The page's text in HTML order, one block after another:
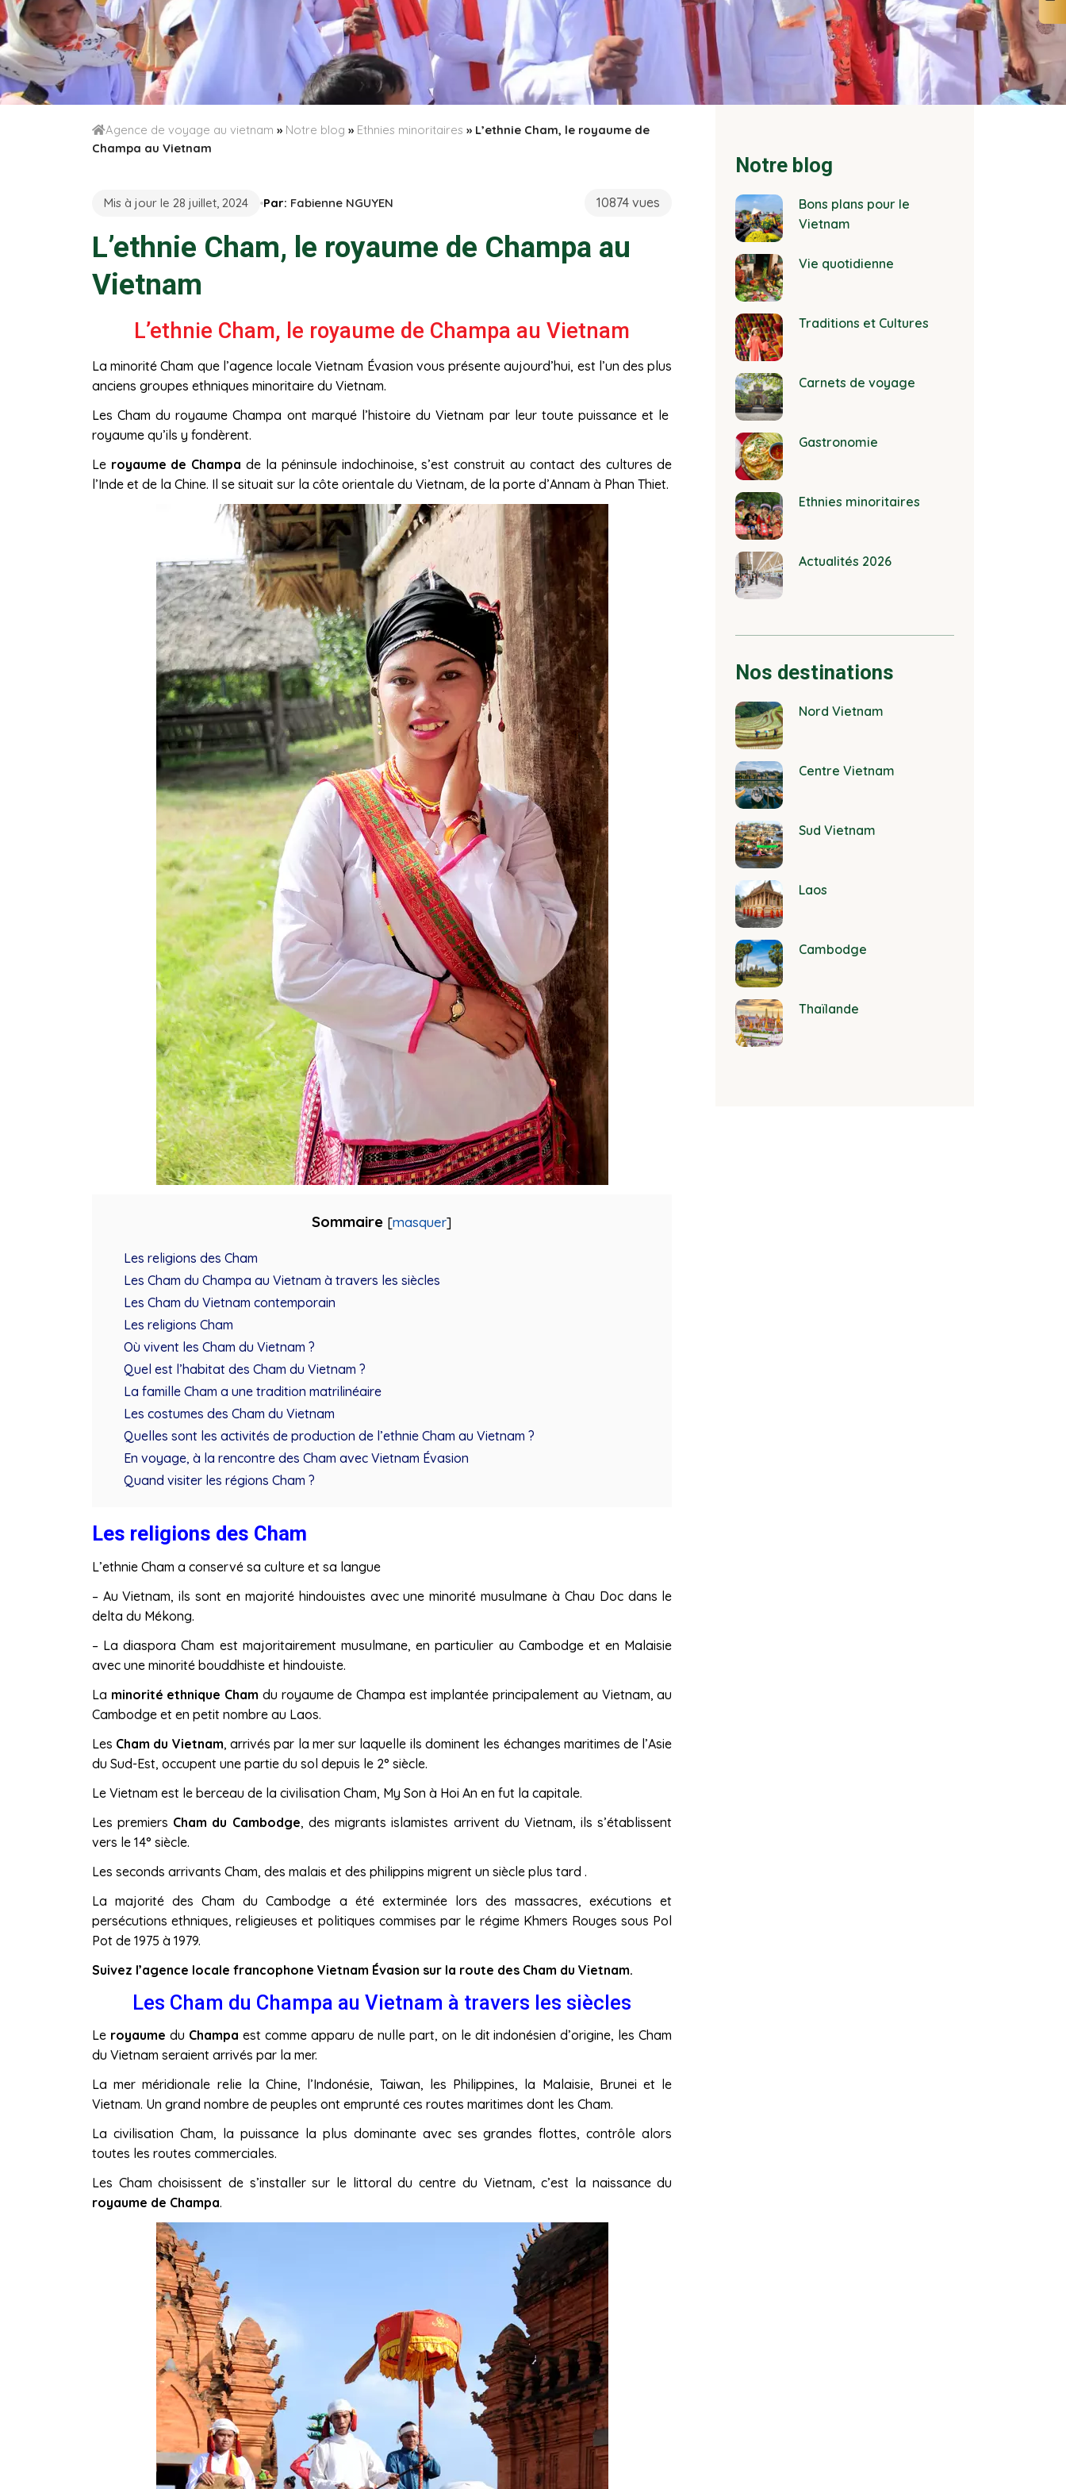
Agence de voyage au vietnam » Notre blog » Ethnies minoritaires » L’ethnie Cham, le royaume de
Champa au Vietnam
Mis à jour le 28 juillet, 2024 Par: Fabienne NGUYEN 10874 vues
L’ethnie Cham, le royaume de Champa au
Vietnam
L’ethnie Cham, le royaume de Champa au Vietnam
La minorité Cham que l’agence locale Vietnam Évasion vous présente aujourd’hui, est l’un des plus
anciens groupes ethniques minoritaire du Vietnam.
Les Cham du royaume Champa ont marqué l’histoire du Vietnam par leur toute puissance et le
royaume qu’ils y fondèrent.
Leroyaume de Champade la péninsule indochinoise, s’est construit au contact des cultures de
l’Inde et de la Chine. Il se situait sur la côte orientale du Vietnam, de la porte d’Annam à Phan Thiet.
Sommaire [masquer]
Les religions des Cham
Les Cham du Champa au Vietnam à travers les siècles
Les Cham du Vietnam contemporain
Les religions Cham
Où vivent les Cham du Vietnam ?
Quel est l’habitat des Cham du Vietnam ?
La famille Cham a une tradition matrilinéaire
Les costumes des Cham du Vietnam
Quelles sont les activités de production de l’ethnie Cham au Vietnam ?
En voyage, à la rencontre des Cham avec Vietnam Évasion
Quand visiter les régions Cham ?
Les religions des Cham
L’ethnie Cham a conservé sa culture et sa langue
– Au Vietnam, ils sont en majorité hindouistes avec une minorité musulmane à Chau Doc dans le
delta du Mékong.
– La diaspora Cham est majoritairement musulmane, en particulier au Cambodge et en Malaisie
avec une minorité bouddhiste et hindouiste.
La minorité ethnique Cham du royaume de Champa est implantée principalement au Vietnam, au
Cambodge et en petit nombre au Laos.
Les Cham du Vietnam, arrivés par la mer sur laquelle ils dominent les échanges maritimes de l’Asie
du Sud-Est, occupent une partie du sol depuis le 2° siècle.
Le Vietnam est le berceau de la civilisation Cham, My Son à Hoi An en fut la capitale.
Les premiers Cham du Cambodge, des migrants islamistes arrivent du Vietnam, ils s’établissent
vers le 14° siècle.
Les seconds arrivants Cham, des malais et des philippins migrent un siècle plus tard .
La majorité des Cham du Cambodge a été exterminée lors des massacres, exécutions et
persécutions ethniques, religieuses et politiques commises par le régime Khmers Rouges sous Pol
Pot de 1975 à 1979.
Suivez l’agence locale francophone Vietnam Évasion sur la route des Cham du Vietnam.
Les Cham du Champa au Vietnam à travers les siècles
Le royaume du Champa est comme apparu de nulle part, on le dit indonésien d’origine, les Cham
du Vietnam seraient arrivés par la mer.
La mer méridionale relie la Chine, l’Indonésie, Taiwan, les Philippines, la Malaisie, Brunei et le
Vietnam. Un grand nombre de peuples ont emprunté ces routes maritimes dont les Cham.
La civilisation Cham, la puissance la plus dominante avec ses grandes flottes, contrôle alors
toutes les routes commerciales.
Les Cham choisissent de s’installer sur le littoral du centre du Vietnam, c’est la naissance du
royaume de Champa.
Notre blog
Bons plans pour le
Vietnam
Vie quotidienne
Traditions et Cultures
Carnets de voyage
Gastronomie
Ethnies minoritaires
Actualités 2026
Nos destinations
Nord Vietnam
Centre Vietnam
Sud Vietnam
Laos
Cambodge
Thaïlande